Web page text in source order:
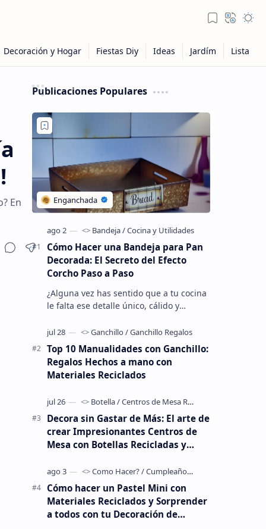
En
Publicaciones Populares
Cómo Hacer una Bandeja para Pan
Decorada: El Secreto del Efecto
Corcho Paso a Paso
¿Alguna vez has sentido que a tu cocina
le falta ese detalle único, cálido y
sienta verdaderamente tuyo? Much…
Top 10 Manualidades con Ganchillo:
Regalos Hechos a mano con
Materiales Reciclados
Decora sin Gastar de Más: El arte de
crear Impresionantes Centros de
Mesa con Botellas Recicladas y
Cómo hacer un Pastel Mini con
Materiales Reciclados y Sorprender
a todos con tu Decoración de